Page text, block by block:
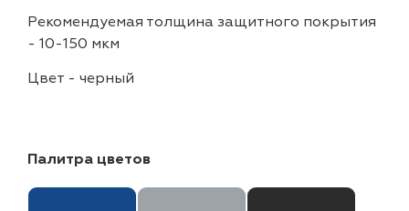
Рекомендуемая толщина защитного покрытия
- 10-150 мкм
Цвет - черный
Палитра цветов